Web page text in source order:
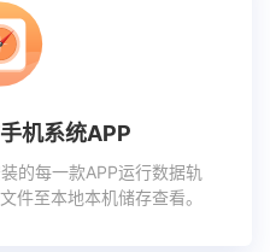
机系统APP
的每一款APP运行数据轨
件至本地本机储存查看。